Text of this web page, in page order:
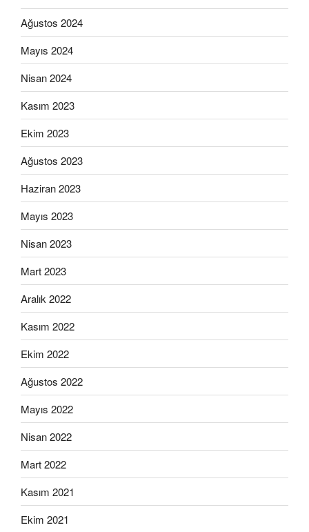
Ağustos 2024
Mayıs 2024
Nisan 2024
Kasım 2023
Ekim 2023
Ağustos 2023
Haziran 2023
Mayıs 2023
Nisan 2023
Mart 2023
Aralık 2022
Kasım 2022
Ekim 2022
Ağustos 2022
Mayıs 2022
Nisan 2022
Mart 2022
Kasım 2021
Ekim 2021